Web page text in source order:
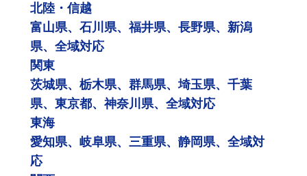
北陸・信越
富山県、石川県、福井県、長野県、新潟
県、全域対応
関東
茨城県、栃木県、群馬県、埼玉県、千葉
県、東京都、神奈川県、全域対応
東海
愛知県、岐阜県、三重県、静岡県、全域対
応